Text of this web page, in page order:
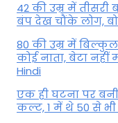
42 की उम्र में तीसरी
बंप देख चौंके लोग,
80 की उम्र में
कोई नाता, बेटा नहीं
Hindi
एक ही घटना पर
कल्ट, 1 में थे 50 से भी